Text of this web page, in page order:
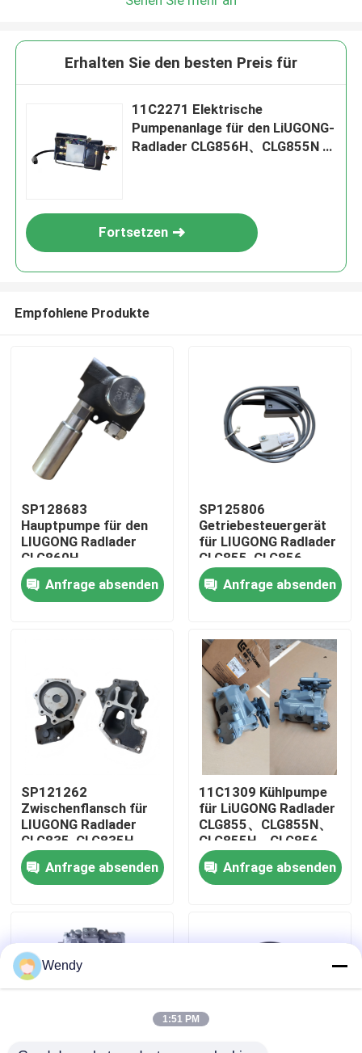
Haus
Videos
Über uns
Fabrik-Ausflug
Qualitätskontrolle
Nachrichten
Fälle
Erhalten Sie den besten Preis für
11C2271 Elektrische
Pumpenanlage für den LiUGONG-
Radlader CLG856H、CLG855N /
Fortsetzen
Empfohlene Produkte
SP128683
Hauptpumpe für den
LIUGONG Radlader
CLG860H、
CLG862H、
CLG862N、
CLG870H、CLG888、
Anfrage absenden
SP125806
Getriebesteuergerät
für LIUGONG Radlader
CLG855, CLG856,
CLG850H, ZL50CN,
ZL50CNX, CLG860H,
CLG862H, CLG862N,
CLG890H
Anfrage absenden
SP121262
Zwischenflansch für
LIUGONG Radlader
CLG835, CLG835H,
CLG836, CLG836H,
ZL30E, CLG855,
CLG862H, CLG870H
Anfrage absenden
11C1309 Kühlpumpe
für LiUGONG Radlader
CLG855、CLG855N、
CLG855H、CLG856、
CLG850H、CLG860H
Anfrage absenden
Wendy
1:51 PM